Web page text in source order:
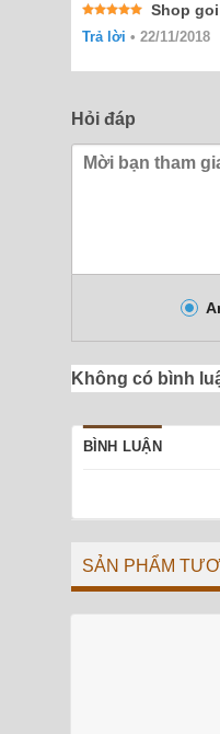
Được xếp
hạng55
Shop
Trả lời • 22/11/2018
Hỏi đáp
Không có bình
BÌNH LUẬN
SẢN PHẨM